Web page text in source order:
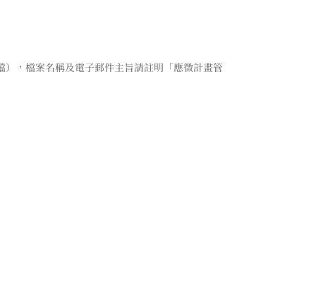
，檔案名稱及電子郵件主旨請註明「應徵計畫管